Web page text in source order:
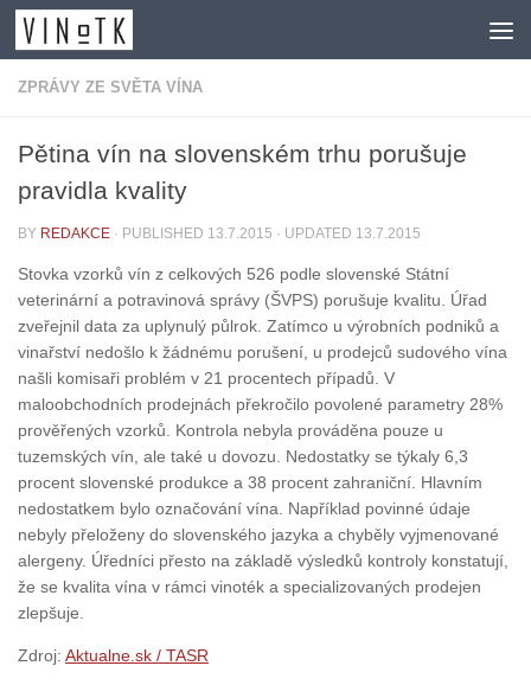
Skip to content
ZPRÁVY ZE SVĚTA VÍNA
Pětina vín na slovenském trhu porušuje
pravidla kvality
BY REDAKCE · PUBLISHED 13.7.2015 · UPDATED 13.7.2015
Stovka vzorků vín z celkových 526 podle slovenské Státní
veterinární a potravinová správy (ŠVPS) porušuje kvalitu. Úřad
zveřejnil data za uplynulý půlrok. Zatímco u výrobních podniků a
vinařství nedošlo k žádnému porušení, u prodejců sudového vína
našli komisaři problém v 21 procentech případů. V
maloobchodních prodejnách překročilo povolené parametry 28%
prověřených vzorků. Kontrola nebyla prováděna pouze u
tuzemských vín, ale také u dovozu. Nedostatky se týkaly 6,3
procent slovenské produkce a 38 procent zahraniční. Hlavním
nedostatkem bylo označování vína. Například povinné údaje
nebyly přeloženy do slovenského jazyka a chyběly vyjmenované
alergeny. Úředníci přesto na základě výsledků kontroly konstatují,
že se kvalita vína v rámci vinoték a specializovaných prodejen
zlepšuje.
Zdroj: Aktualne.sk / TASR